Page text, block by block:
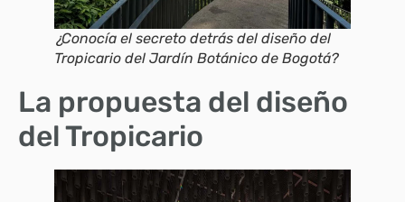
¿Conocía el secreto detrás del diseño del
Tropicario del Jardín Botánico de Bogotá?
La propuesta del diseño
del Tropicario